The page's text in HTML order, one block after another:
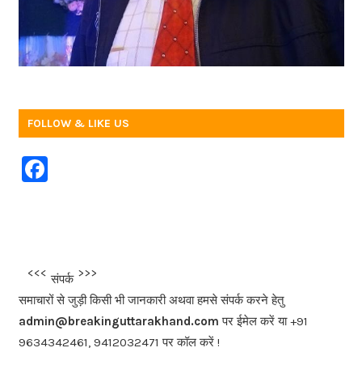
FOLLOW & LIKE US
F
b
o
o
k
<<< संपर्क
>>>
समाचारों से जुड़ी किसी भी जानकारी अथवा हमसे संपर्क करने हेतु
admin@breakinguttarakhand.com पर ईमेल करें या +91
9634342461, 9412032471 पर कॉल करें !